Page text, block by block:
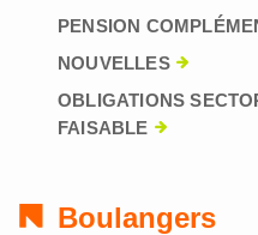
PENSION
NOUVELLES
OBLIGATIONS
FAISABLE
Boulangers